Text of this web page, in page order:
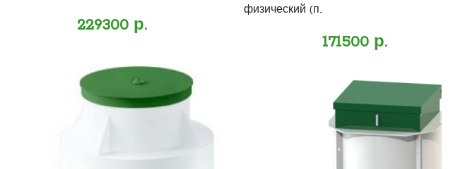
229300 р.
физический (п..
171500 р.